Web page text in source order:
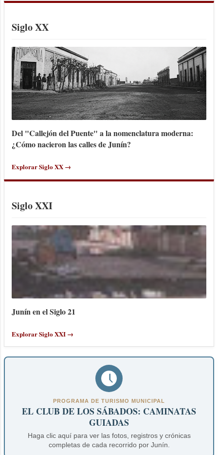
Siglo XX
Del "Callejón del Puente" a la nomenclatura moderna:
¿Cómo nacieron las calles de Junín?
Explorar Siglo XX →
Siglo XXI
Junín en el Siglo 21
Explorar Siglo XXI →
PROGRAMA DE TURISMO MUNICIPAL
EL CLUB DE LOS SÁBADOS: CAMINATAS
GUIADAS
Haga clic aquí para ver las fotos, registros y crónicas
completas de cada recorrido por Junín.